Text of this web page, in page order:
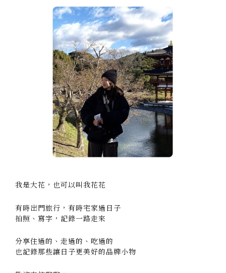
我是大花，也可以叫我花花
有時出門旅行，有時宅家過日子
拍照、寫字，記錄一路走來
分享住過的、走過的、吃過的
也記錄那些讓日子更美好的品牌小物